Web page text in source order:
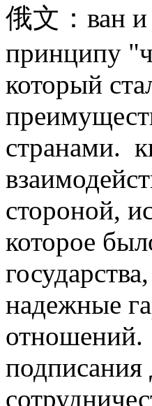
俄文：ван и
принципу
который
странами.
стороной,
которое
надежные
отношений.
подписания